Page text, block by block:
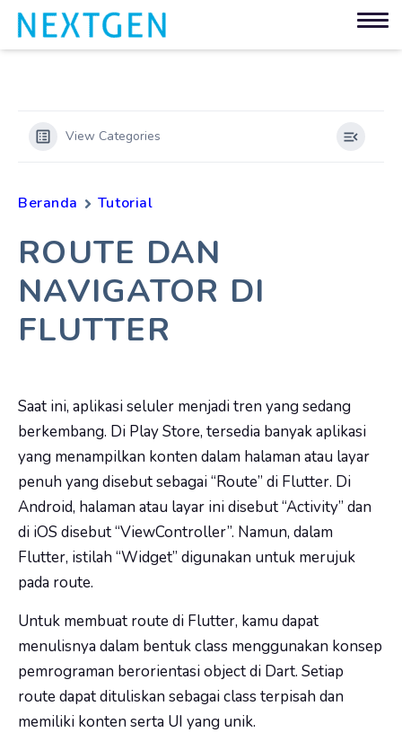
View Categories
Beranda Tutorial
ROUTE DAN
NAVIGATOR DI
FLUTTER
Saat ini, aplikasi seluler menjadi tren yang sedang
berkembang. Di Play Store, tersedia banyak aplikasi
yang menampilkan konten dalam halaman atau layar
penuh yang disebut sebagai “Route” di Flutter. Di
Android, halaman atau layar ini disebut “Activity” dan
di iOS disebut “ViewController”. Namun, dalam
Flutter, istilah “Widget” digunakan untuk merujuk
pada route.
Untuk membuat route di Flutter, kamu dapat
menulisnya dalam bentuk class menggunakan konsep
pemrograman berorientasi object di Dart. Setiap
route dapat dituliskan sebagai class terpisah dan
memiliki konten serta UI yang unik.